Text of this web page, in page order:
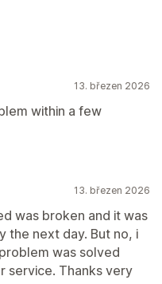
13. březen 2026
within a few
13. březen 2026
was broken and it was
the next day. But no, i
was solved
service. Thanks very